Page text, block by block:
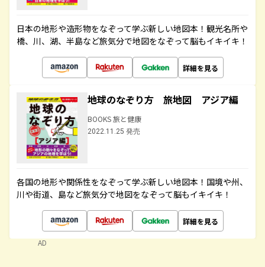
日本の地形や造形物をなぞって学ぶ新しい地図本！観光名所や
橋、川、湖、半島など旅気分で地図をなぞって脳もイキイキ！
詳細を見る
地球のなぞり方 旅地図 アジア編
BOOKS 旅と健康
2022.11.25 発売
各国の地形や関係性をなぞって学ぶ新しい地図本！国境や州、
川や街道、島など旅気分で地図をなぞって脳もイキイキ！
詳細を見る
AD